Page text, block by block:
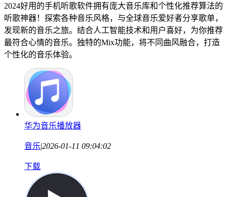
2024好用的手机听歌软件拥有庞大音乐库和个性化推荐算法的
听歌神器！探索各种音乐风格，与全球音乐爱好者分享歌单，
发现新的音乐之旅。结合人工智能技术和用户喜好，为你推荐
最符合心情的音乐。独特的Mix功能，将不同曲风融合，打造
个性化的音乐体验。
华为音乐播放器
音乐|2026-01-11 09:04:02
下载